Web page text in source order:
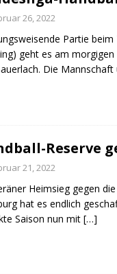
für ein weiteres Jahr gelöst
26, 2022
Partie
geht es am morgigen
Die
Reserve
21, 2022
Heimsieg gegen
hat es endlich
Saison nun mit […]